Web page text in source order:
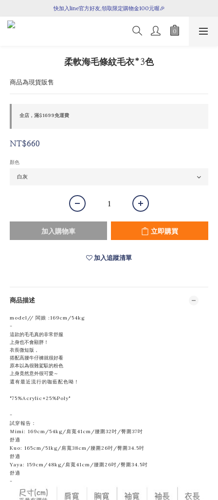
七月新品上架囉！
快加入line官方好友,領取限定購物金100元喔🎉
柔軟海毛條紋毛衣*3色
商品為現貨販售
全店，滿$1699免運費
NT$660
顏色
加入購物車 立即購買
加入追蹤清單
商品描述
model// 闆娘 :169cm/54kg
-
這款的毛毛真的非常舒服
上身也不會顯胖！
衣長微短版，
搭配高腰牛仔褲就很好看
原本以為很難駕馭的粉色
上身竟然意外很可愛～
還有最近流行的咖藍配色呦！
"75%Acrylic+25%Poly"
-
試穿報告：
Ｍimi: 169cm/54kg/肩寬41cm/腰圍32吋/臀圍37吋
舒適
Kuo: 165cm/51kg/肩寬38cm/腰圍26吋/臀圍34.5吋
舒適
Yaya: 159cm/48kg/肩寬41cm/腰圍26吋/臀圍34.5吋
舒適
-